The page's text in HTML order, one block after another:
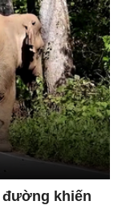
đường khiến